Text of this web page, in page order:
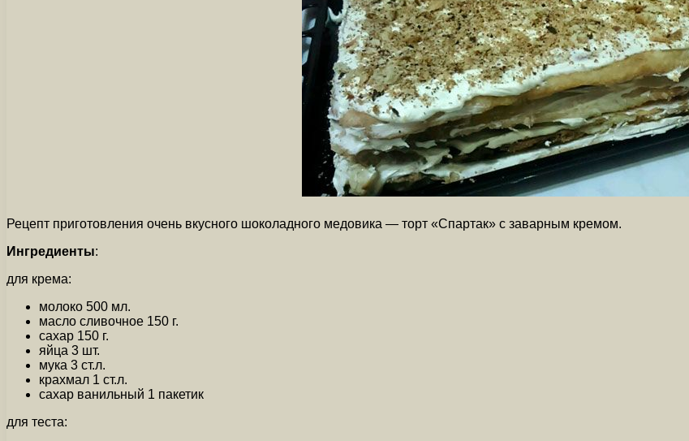
Рецепт приготовления очень вкусного шоколадного медовика — торт «Спартак» с заварным кремом.
Ингредиенты:
для крема:
молоко 500 мл.
масло сливочное 150 г.
сахар 150 г.
яйца 3 шт.
мука 3 ст.л.
крахмал 1 ст.л.
сахар ванильный 1 пакетик
для теста: